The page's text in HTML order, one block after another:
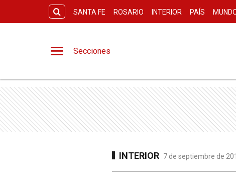
SANTA FE ROSARIO INTERIOR PAÍS
Secciones
INTERIOR 7 de septiembre de